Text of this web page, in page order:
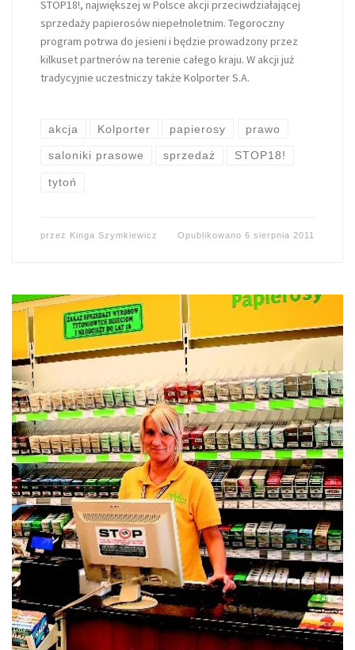
STOP18!, największej w Polsce akcji przeciwdziałającej
sprzedaży papierosów niepełnoletnim. Tegoroczny
program potrwa do jesieni i będzie prowadzony przez
kilkuset partnerów na terenie całego kraju. W akcji już
tradycyjnie uczestniczy także Kolporter S.A.
akcja Kolporter papierosy prawo
saloniki prasowe sprzedaż STOP18!
tytoń
przez Kinga Szymkiewicz Opublikowano6 sierpnia 2011